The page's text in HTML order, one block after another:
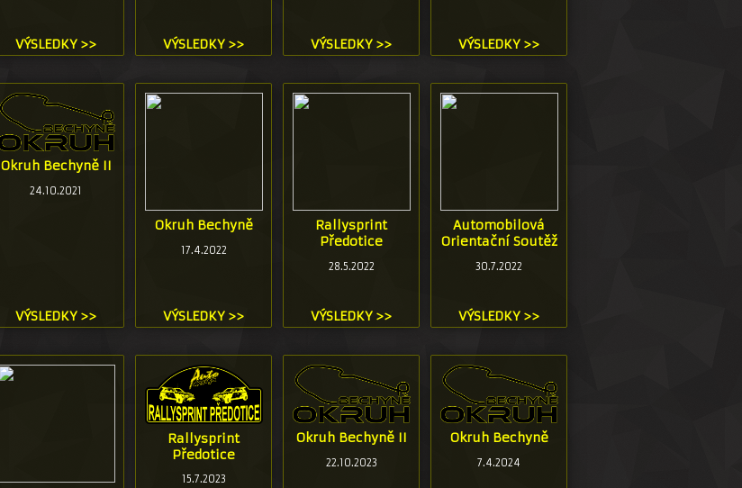
VÝSLEDKY >> VÝSLEDKY >> VÝSLEDKY >> VÝSLEDKY >>
Okruh Bechyně II
24.10.2021
VÝSLEDKY >>
Okruh Bechyně
17.4.2022
VÝSLEDKY >>
Rallysprint
Předotice
28.5.2022
VÝSLEDKY >>
Automobilová
Orientační Soutěž
30.7.2022
VÝSLEDKY >>
Rallysprint
Předotice
15.7.2023
Okruh Bechyně II
22.10.2023
Okruh Bechyně
7.4.2024